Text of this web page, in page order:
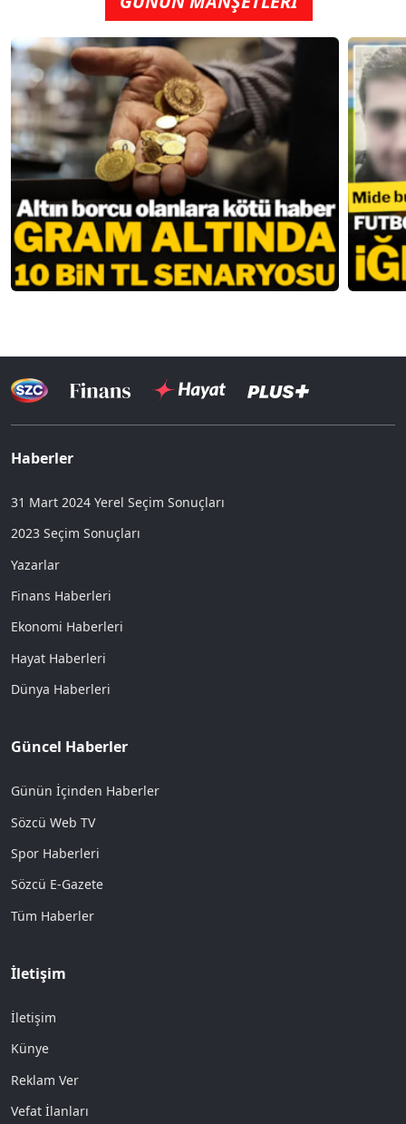
Haberler
31 Mart 2024 Yerel Seçim Sonuçları
2023 Seçim Sonuçları
Yazarlar
Finans Haberleri
Ekonomi Haberleri
Hayat Haberleri
Dünya Haberleri
Güncel Haberler
Günün İçinden Haberler
Sözcü Web TV
Spor Haberleri
Sözcü E-Gazete
Tüm Haberler
İletişim
İletişim
Künye
Reklam Ver
Vefat İlanları